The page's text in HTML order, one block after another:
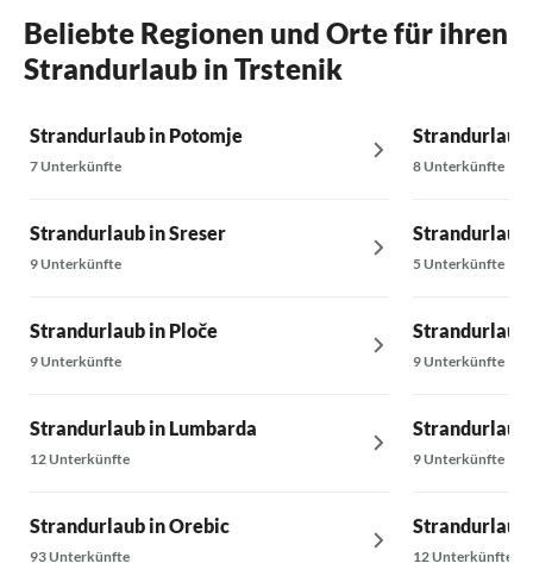
Beliebte Regionen und Orte für ihren
Strandurlaub in Trstenik
Strandurlaub in Potomje
7 Unterkünfte
Strandurlaub in Sreser
9 Unterkünfte
Strandurlaub in Ploče
9 Unterkünfte
Strandurlaub in Lumbarda
12 Unterkünfte
Strandurlaub in Orebic
93 Unterkünfte
Strandurlaub
8 Unterkünfte
Strandurlaub
5 Unterkünfte
Strandurlaub
9 Unterkünfte
Strandurlaub
9 Unterkünfte
Strandurlaub
12 Unterkünfte